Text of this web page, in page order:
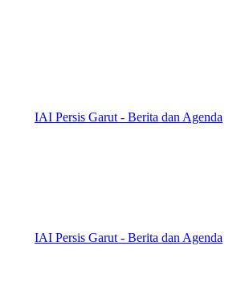
IAI Persis Garut - Berita dan Agenda
IAI Persis Garut - Berita dan Agenda